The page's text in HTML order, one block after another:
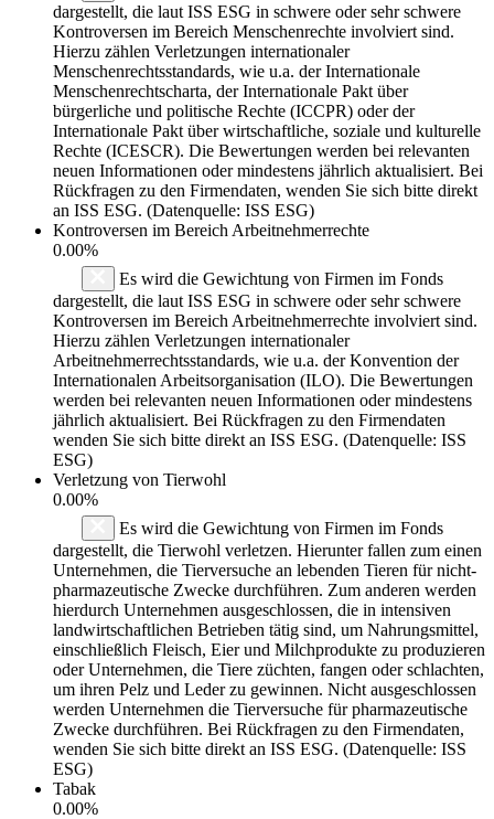
dargestellt, die laut ISS ESG in schwere oder sehr schwere
Kontroversen im Bereich Menschenrechte involviert sind.
Hierzu zählen Verletzungen internationaler
Menschenrechtsstandards, wie u.a. der Internationale
Menschenrechtscharta, der Internationale Pakt über
bürgerliche und politische Rechte (ICCPR) oder der
Internationale Pakt über wirtschaftliche, soziale und kulturelle
Rechte (ICESCR). Die Bewertungen werden bei relevanten
neuen Informationen oder mindestens jährlich aktualisiert. Bei
Rückfragen zu den Firmendaten, wenden Sie sich bitte direkt
an ISS ESG. (Datenquelle: ISS ESG)
Kontroversen im Bereich Arbeitnehmerrechte
0.00%
Es wird die Gewichtung von Firmen im Fonds
dargestellt, die laut ISS ESG in schwere oder sehr schwere
Kontroversen im Bereich Arbeitnehmerrechte involviert sind.
Hierzu zählen Verletzungen internationaler
Arbeitnehmerrechtsstandards, wie u.a. der Konvention der
Internationalen Arbeitsorganisation (ILO). Die Bewertungen
werden bei relevanten neuen Informationen oder mindestens
jährlich aktualisiert. Bei Rückfragen zu den Firmendaten
wenden Sie sich bitte direkt an ISS ESG. (Datenquelle: ISS
ESG)
Verletzung von Tierwohl
0.00%
Es wird die Gewichtung von Firmen im Fonds
dargestellt, die Tierwohl verletzen. Hierunter fallen zum einen
Unternehmen, die Tierversuche an lebenden Tieren für nicht-
pharmazeutische Zwecke durchführen. Zum anderen werden
hierdurch Unternehmen ausgeschlossen, die in intensiven
landwirtschaftlichen Betrieben tätig sind, um Nahrungsmittel,
einschließlich Fleisch, Eier und Milchprodukte zu produzieren
oder Unternehmen, die Tiere züchten, fangen oder schlachten,
um ihren Pelz und Leder zu gewinnen. Nicht ausgeschlossen
werden Unternehmen die Tierversuche für pharmazeutische
Zwecke durchführen. Bei Rückfragen zu den Firmendaten,
wenden Sie sich bitte direkt an ISS ESG. (Datenquelle: ISS
ESG)
Tabak
0.00%